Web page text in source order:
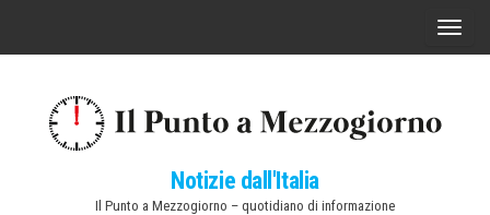
C
Notizie dall'Italia
Il Punto a Mezzogiorno – quotidiano di informazione